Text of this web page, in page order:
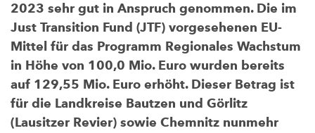
2023 sehr gut in Anspruch genommen. Die im
Just Transition Fund (JTF) vorgesehenen EU-
Mittel für das Programm Regionales Wachstum
in Höhe von 100,0 Mio. Euro wurden bereits
auf 129,55 Mio. Euro erhöht. Dieser Betrag ist
für die Landkreise Bautzen und Görlitz
(Lausitzer Revier) sowie Chemnitz nunmehr